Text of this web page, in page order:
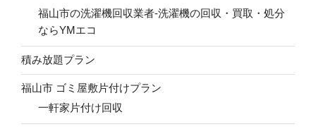
福山市の洗濯機回収業者-洗濯機の回収・買取・処分
ならYMエコ
積み放題プラン
福山市 ゴミ屋敷片付けプラン
一軒家片付け回収